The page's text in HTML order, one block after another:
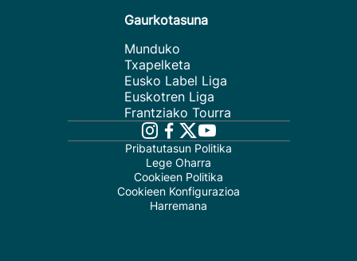
Gaurkotasuna
Munduko
Txapelketa
Eusko Label Liga
Euskotren Liga
Frantziako Tourra
Pribatutasun Politika
Lege Oharra
Cookieen Politika
Cookieen Konfigurazioa
Harremana